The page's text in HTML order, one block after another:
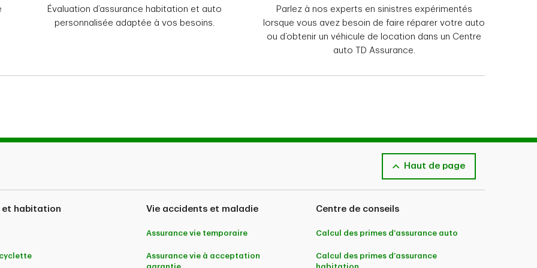
Évaluation d’assurance habitation et auto
personnalisée adaptée à vos besoins.
Parlez à nos experts en sinistres expérimentés
lorsque vous avez besoin de faire réparer votre auto
ou d’obtenir un véhicule de location dans un Centre
auto TD Assurance.
Les polices d’assurance habitation et auto pour groupes d’employeurs sont offertes par Primmum compagnie d’assurance et
d’admissibilité. Remarque : Vous n’aurez peut-être pas toujours l’option de souscrire une assurance en ligne. Nous vous encourageons
et le Régime d’assurance annulation et interruption de voyage TD Assurance) sont des régimes d’assurance individuelle
CanAm Services d’Assurance (2018) Limitée. Le Régime d’assurance multi-voyage tout compris TD Assurance et le Régime
d’assurance médicale voyage unique TD Assurance et le Régime d’assurance médicale multi-voyage TD Assurance sont offerts par
des conditions d’admissibilité, à des limites et à des exclusions, y compris l’exclusion des maladies préexistantes. Consultez la police pour
Haut de page
et habitation Vie accidents et maladie
Assurance vie temporaire
Assurance vie à acceptation
Centre de conseils
Calcul des primes d’assurance auto
Calcul des primes d’assurance